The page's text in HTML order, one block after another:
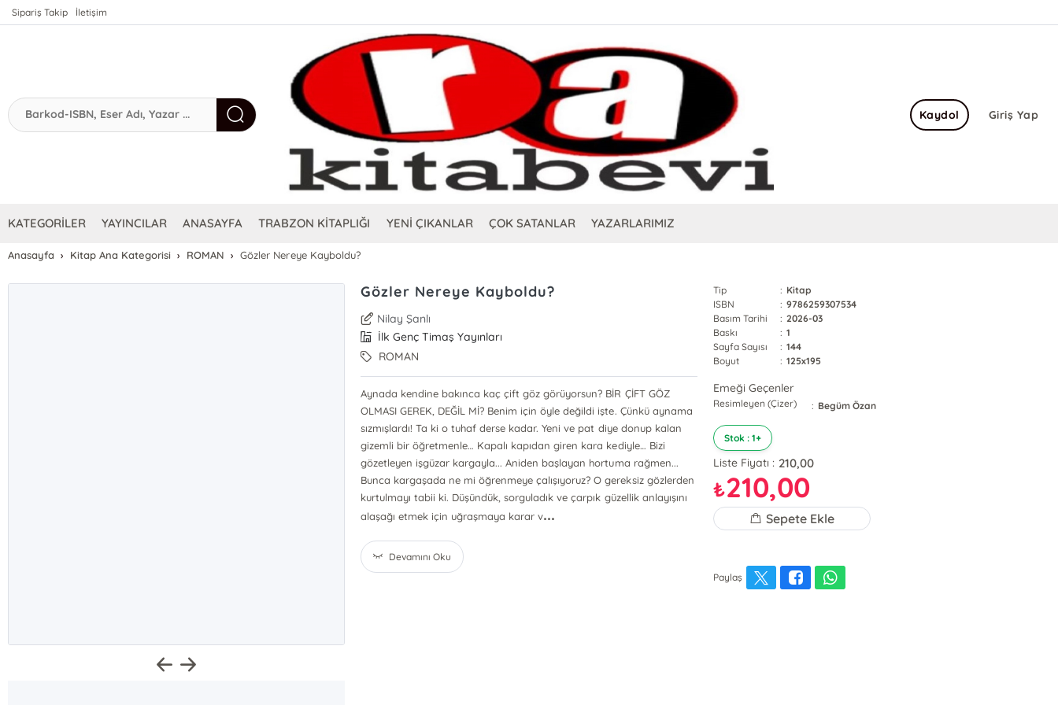
Sipariş Takip İletişim
Giriş Yap
Kaydol
KATEGORİLER YAYINCILAR ANASAYFA TRABZON KİTAPLIĞI YENİ ÇIKANLAR ÇOK SATANLAR YAZARLARIMIZ
Anasayfa Kitap Ana Kategorisi ROMAN Gözler Nereye Kayboldu?
Gözler Nereye Kayboldu?
Nilay Şanlı
İlk Genç Timaş Yayınları
ROMAN
Aynada kendine bakınca kaç çift göz görüyorsun? BİR ÇİFT GÖZ
OLMASI GEREK, DEĞİL Mİ? Benim için öyle değildi işte. Çünkü aynama
sızmışlardı! Ta ki o tuhaf derse kadar. Yeni ve pat diye donup kalan
gizemli bir öğretmenle… Kapalı kapıdan giren kara kediyle… Bizi
gözetleyen işgüzar kargayla... Aniden başlayan hortuma rağmen...
Bunca kargaşada ne mi öğrenmeye çalışıyoruz? O gereksiz gözlerden
kurtulmayı tabii ki. Düşündük, sorguladık ve çarpık güzellik anlayışını
alaşağı etmek için uğraşmaya karar v...
Devamını Oku
Tip : Kitap
ISBN
: 9786259307534
Basım Tarihi
: 2026-03
Baskı
: 1
Sayfa Sayısı
: 144
Boyut
: 125x195
Emeği Geçenler
Resimleyen (Çizer) : Begüm Özan
Stok : 1+
Liste Fiyatı : 210,00
₺210,00
Sepete Ekle
Paylaş